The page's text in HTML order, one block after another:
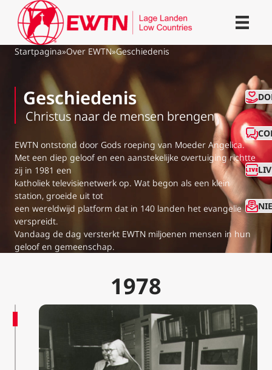
Startpagina»Over EWTN»Geschiedenis
Geschiedenis
Christus naar de mensen brengen
EWTN ontstond door Gods roeping van Moeder Angelica.
Met een diep geloof en een aanstekelijke overtuiging richtte
zij in 1981 een
katholiek televisienetwerk op. Wat begon als een klein
station, groeide uit tot
een wereldwijd platform dat in 140 landen het evangelie
verspreidt.
Vandaag de dag versterkt EWTN miljoenen mensen in hun
geloof en gemeenschap.
1978